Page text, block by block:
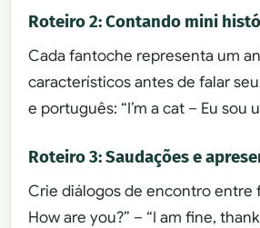
Roteiro 2: Contando mini
Cada fantoche representa um
característicos antes de falar
e português: “I’m a cat – Eu sou
Roteiro 3: Saudações e
Crie diálogos de encontro entre
How are you?” – “I am fine,